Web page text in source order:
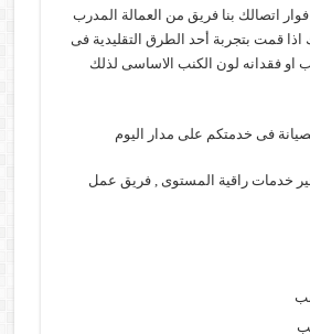
بنا فريق من العمالة المدرب
قمت بتجربة أحد الطرق التقليدية فى
او فقدانه لون الكنب الاساسى لذلك
فى خدمتكم على مدار اليوم
توفير خدمات راقية المستوى , فريق عمل